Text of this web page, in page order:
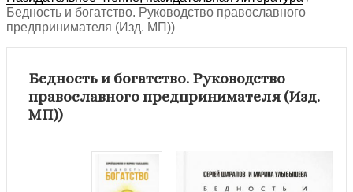
Бедность и богатство. Руководство православного
предпринимателя (Изд. МП))
Бедность и богатство. Руководство
православного предпринимателя (Изд.
МП))